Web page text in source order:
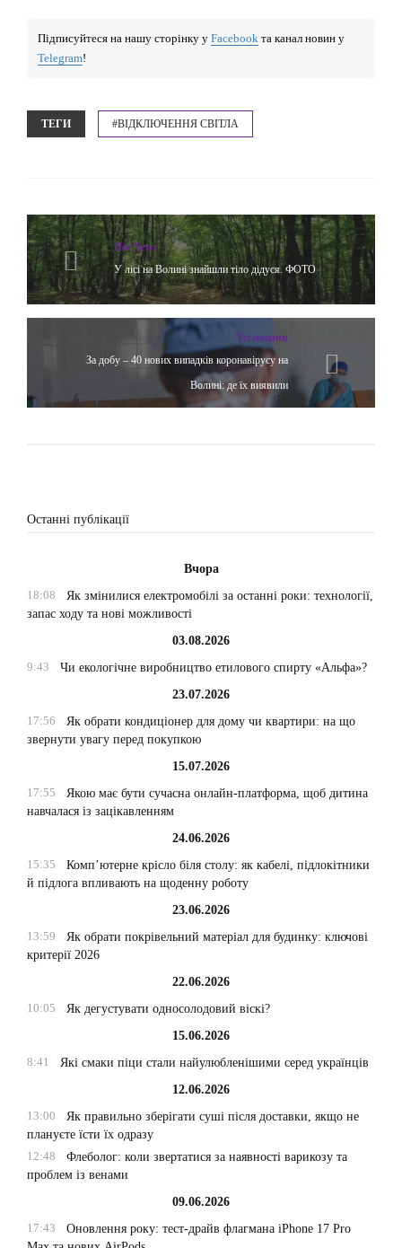
Підписуйтеся на нашу сторінку у Facebook та канал новин у
Telegram!
ТЕГИ #ВІДКЛЮЧЕННЯ СВІТЛА
Hot News
У лісі на Волині знайшли тіло дідуся. ФОТО
Yсі новини
За добу – 40 нових випадків коронавірусу на
Волині: де їх виявили
Останні публікації
Вчора
18:08
Як змінилися електромобілі за останні роки: технології,
запас ходу та нові можливості
03.08.2026
9:43
Чи екологічне виробництво етилового спирту «Альфа»?
23.07.2026
17:56
Як обрати кондиціонер для дому чи квартири: на що
звернути увагу перед покупкою
15.07.2026
17:55
Якою має бути сучасна онлайн-платформа, щоб дитина
навчалася із зацікавленням
24.06.2026
15:35
Комп’ютерне крісло біля столу: як кабелі, підлокітники
й підлога впливають на щоденну роботу
23.06.2026
13:59
Як обрати покрівельний матеріал для будинку: ключові
критерії 2026
22.06.2026
10:05
Як дегустувати односолодовий віскі?
15.06.2026
8:41
Які смаки піци стали найулюбленішими серед українців
12.06.2026
13:00
Як правильно зберігати суші після доставки, якщо не
плануєте їсти їх одразу
12:48
Флеболог: коли звертатися за наявності варикозу та
проблем із венами
09.06.2026
17:43
Оновлення року: тест-драйв флагмана iPhone 17 Pro